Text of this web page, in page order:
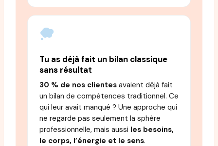
Tu as déjà fait un bilan classique
sans résultat
30 % de nos clientes avaient déjà fait
un bilan de compétences traditionnel. Ce
qui leur avait manqué ? Une approche qui
ne regarde pas seulement la sphère
professionnelle, mais aussi les besoins,
le corps, l’énergie et le sens.